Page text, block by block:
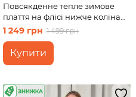
Повсякденне тепле зимове
плаття на флісі нижче коліна
фіолетовий Merlini Валанс
700001025, розмір 42-44 (S-M)
1 249 грн 1 499 грн
Купити